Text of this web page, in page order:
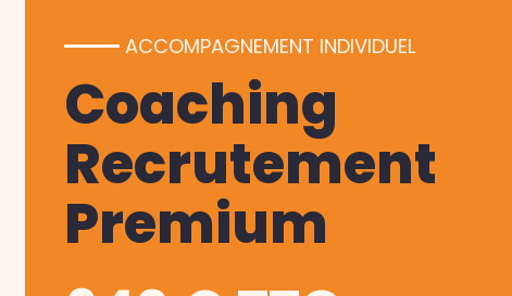
ACCOMPAGNEMENT INDIVIDUEL
Coaching
Recrutement
Premium